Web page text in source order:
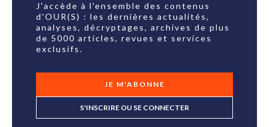
J'accède à l'ensemble des contenus
d'OUR(S) : les dernières actualités,
analyses, décryptages, archives de plus
de 5000 articles, revues et services
exclusifs.
JE M'ABONNE
S'INSCRIRE OU SE CONNECTER